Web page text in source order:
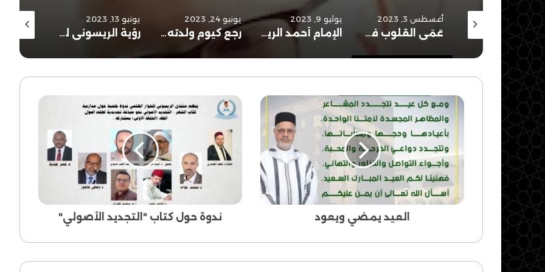
أغسطس 3, 2023
عَمَى القلوب في ظل فوضى “التنوير”
يوليو 9, 2023
الإمام أحمد الريسوني شاطبي العصر
يونيو 24, 2023
رجع كيوم ولدته أمه
يونيو 13, 2023
رؤية الريسوني لتجديد علم أصول الفقه
أبريل 28, 2023
العيد
يمضي
ويعود
العيد يمضي ويعود
ندوة
حول
"التجديد
الأصولي"
ندوة حول كتاب "التجديد الأصولي"